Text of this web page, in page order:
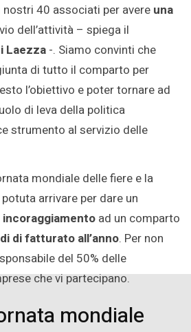
40 associati per avere una
dell’attività – spiega il
Laezza -. Siamo convinti che
di tutto il comparto per
l’obiettivo e poter tornare ad
di leva della politica
strumento al servizio delle
mondiale delle fiere e la
arrivare per dare un
incoraggiamento ad un comparto
di fatturato all’anno. Per non
del 50% delle
che vi partecipano.
mondiale